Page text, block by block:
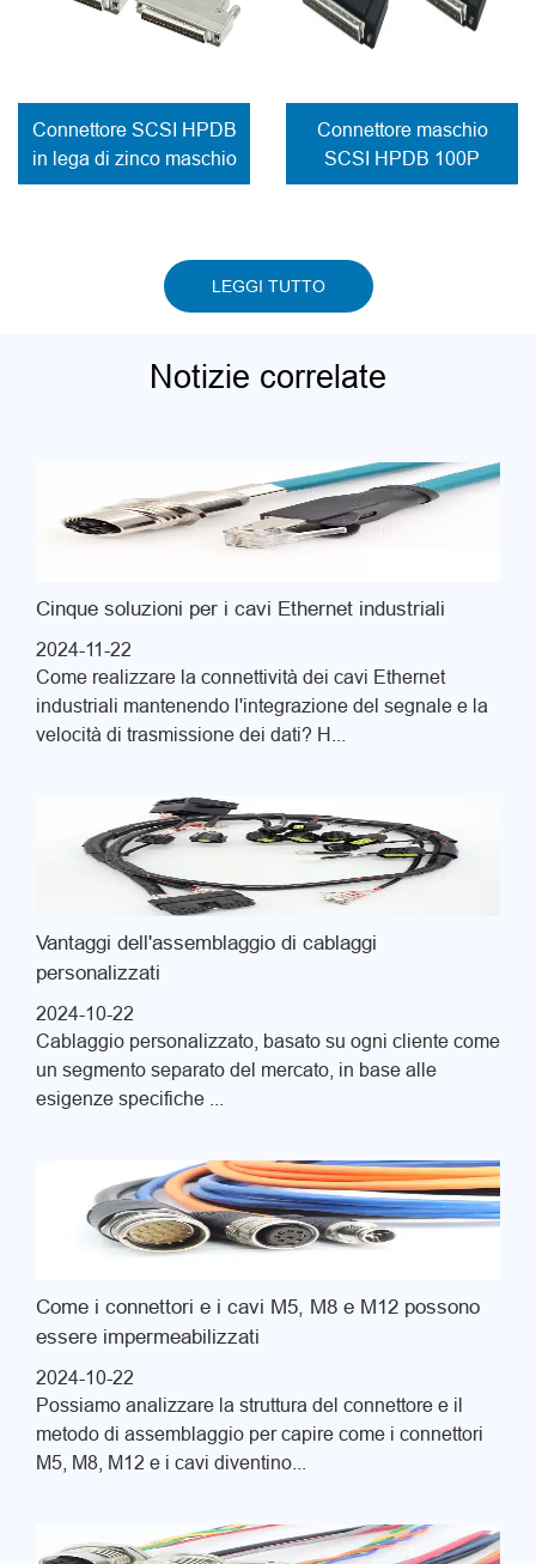
Connettore SCSI HPDB
in lega di zinco maschio
fissaggio cavo a vite
Connettore maschio
SCSI HPDB 100P
modellato Cavo di
LEGGI TUTTO
Notizie correlate
Cinque soluzioni per i cavi Ethernet industriali
2024-11-22
Come realizzare la connettività dei cavi Ethernet
industriali mantenendo l'integrazione del segnale e la
velocità di trasmissione dei dati? H...
Vantaggi dell'assemblaggio di cablaggi
personalizzati
2024-10-22
Cablaggio personalizzato, basato su ogni cliente come
un segmento separato del mercato, in base alle
esigenze specifiche ...
Come i connettori e i cavi M5, M8 e M12 possono
essere impermeabilizzati
2024-10-22
Possiamo analizzare la struttura del connettore e il
metodo di assemblaggio per capire come i connettori
M5, M8, M12 e i cavi diventino...